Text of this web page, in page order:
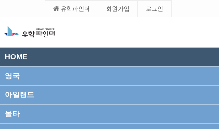
유학파인더 회원가입 로그인
HOME
영국
아일랜드
몰타